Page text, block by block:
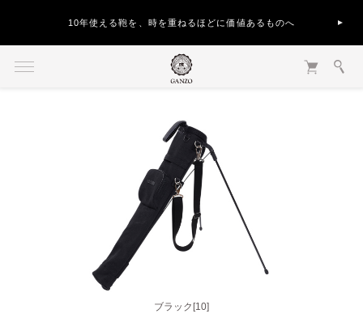
10年使える鞄を、時を重ねるほどに価値あるものへ
ブラック[10]
ネイビー[86]